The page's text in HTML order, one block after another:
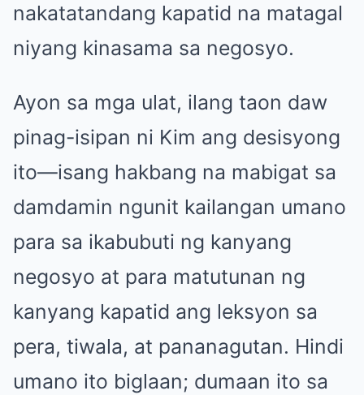
nakatatandang kapatid na matagal
niyang kinasama sa negosyo.
Ayon sa mga ulat, ilang taon daw
pinag-isipan ni Kim ang desisyong
ito—isang hakbang na mabigat sa
damdamin ngunit kailangan umano
para sa ikabubuti ng kanyang
negosyo at para matutunan ng
kanyang kapatid ang leksyon sa
pera, tiwala, at pananagutan. Hindi
umano ito biglaan; dumaan ito sa